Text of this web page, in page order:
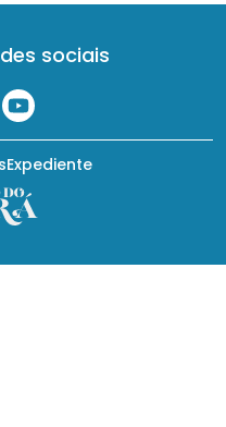
sociais
Expediente